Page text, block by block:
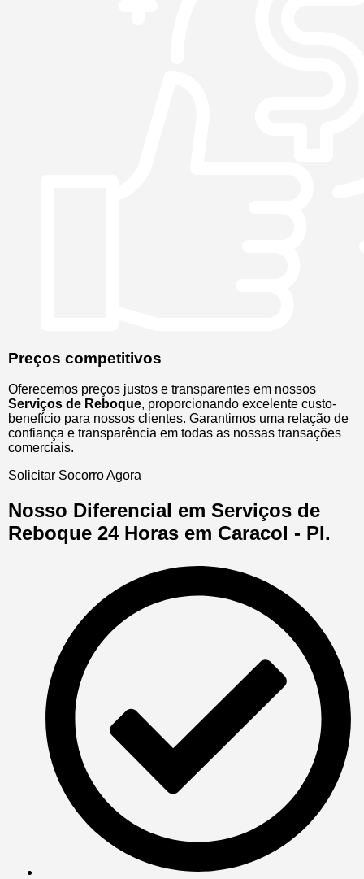
Preços competitivos
Oferecemos preços justos e transparentes em nossos
Serviços de Reboque, proporcionando excelente custo-
benefício para nossos clientes. Garantimos uma relação de
confiança e transparência em todas as nossas transações
comerciais.
Solicitar Socorro Agora
Nosso Diferencial em Serviços de
Reboque 24 Horas em Caracol - PI.